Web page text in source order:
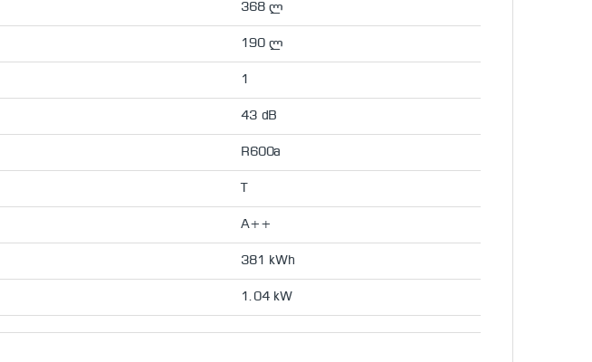
368 ლ
190 ლ
1
43 dB
R600a
A++
381 kWh
1.04 kW